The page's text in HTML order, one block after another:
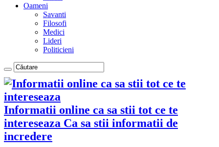
Oameni
Savanti
Filosofi
Medici
Lideri
Politicieni
Informatii online ca sa stii tot ce te
intereseaza Ca sa stii informatii de
incredere